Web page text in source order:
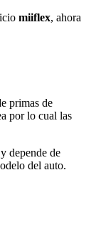
miiflex, ahora
primas de
por lo cual las
depende de
del auto.